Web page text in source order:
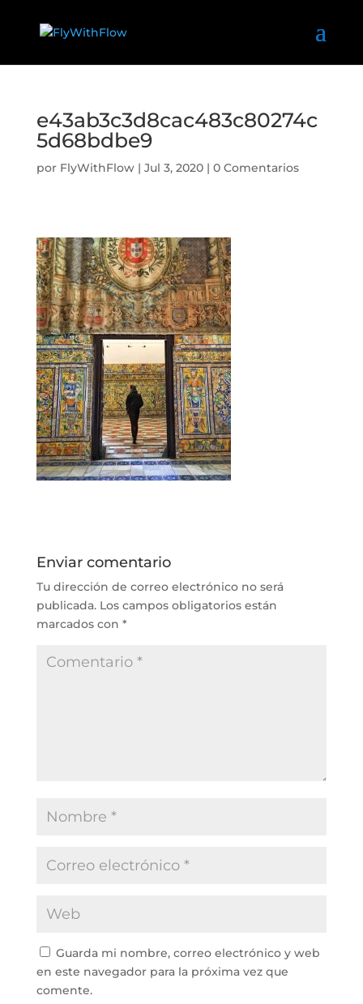
e43ab3c3d8cac483c80274c
5d68bdbe9
por FlyWithFlow| Jul 3, 2020| 0 Comentarios
Enviar comentario
Tu dirección de correo electrónico no será
publicada. Los campos obligatorios están
marcados con *
Guarda mi nombre, correo electrónico y web
en este navegador para la próxima vez que
comente.